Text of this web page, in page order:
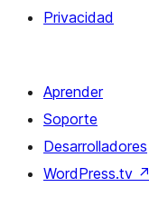
Privacidad
Aprender
Soporte
Desarrolladores
WordPress.tv ↗